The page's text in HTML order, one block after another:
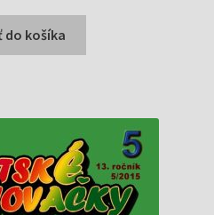
cena
bola:
0,75 €.
cena
je:
0,73 €.
do košíka